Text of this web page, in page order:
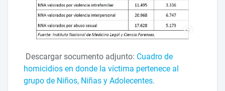
Descargar socumento adjunto: Cuadro de
homicidios en donde la víctima pertenece al
grupo de Niños, Niñas y Adolecentes.